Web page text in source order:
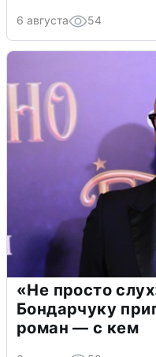
6 августа 54
«Не просто
Бондарчуку
роман — с кем